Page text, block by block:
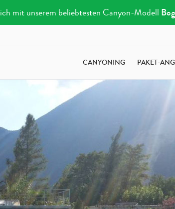
mit unserem beliebtesten Canyon-Modell
CANYONING PAKET-